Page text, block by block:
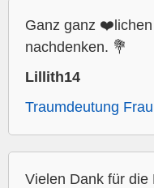
Ganz ganz
nachdenken. 💐
Lillith14
Traumdeutung
Vielen Dank für die